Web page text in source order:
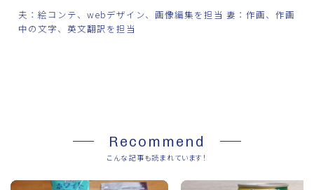
夫：絵コンテ、webデザイン、画像編集を担当 妻：作画、作画
中の文字、英文翻訳を担当
Recommend
こんな記事も読まれています！